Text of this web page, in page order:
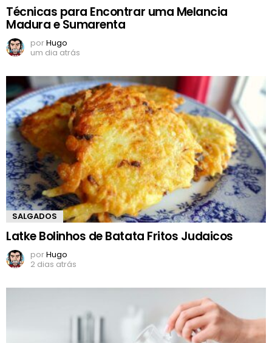
Técnicas para Encontrar uma Melancia
Madura e Sumarenta
porHugo
um dia atrás
SALGADOS
Latke Bolinhos de Batata Fritos Judaicos
porHugo
2 dias atrás